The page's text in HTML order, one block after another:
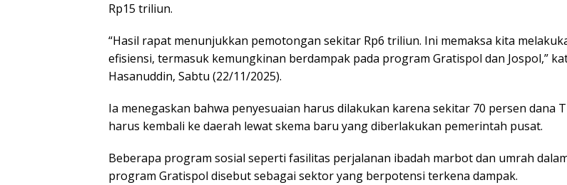
Rp15 triliun.
“Hasil rapat menunjukkan pemotongan sekitar Rp6 triliun. Ini memaksa kita
efisiensi, termasuk kemungkinan berdampak pada program Gratispol dan Jospol,”
Hasanuddin, Sabtu (22/11/2025).
Ia menegaskan bahwa penyesuaian harus dilakukan karena sekitar 70 persen dana
harus kembali ke daerah lewat skema baru yang diberlakukan pemerintah pusat.
Beberapa program sosial seperti fasilitas perjalanan ibadah marbot dan umrah
program Gratispol disebut sebagai sektor yang berpotensi terkena dampak.